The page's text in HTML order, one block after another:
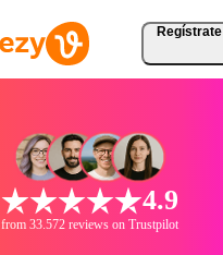
Regístrate
4.9
from 33.572 reviews on Trustpilot